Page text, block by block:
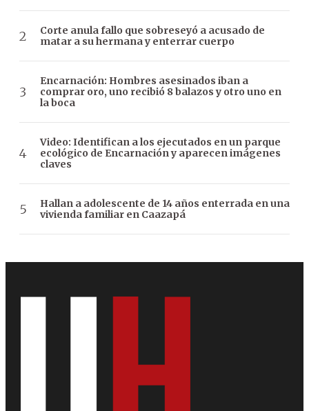
Corte anula fallo que sobreseyó a acusado de
matar a su hermana y enterrar cuerpo
Encarnación: Hombres asesinados iban a
comprar oro, uno recibió 8 balazos y otro uno en
la boca
Video: Identifican a los ejecutados en un parque
ecológico de Encarnación y aparecen imágenes
claves
Hallan a adolescente de 14 años enterrada en una
vivienda familiar en Caazapá